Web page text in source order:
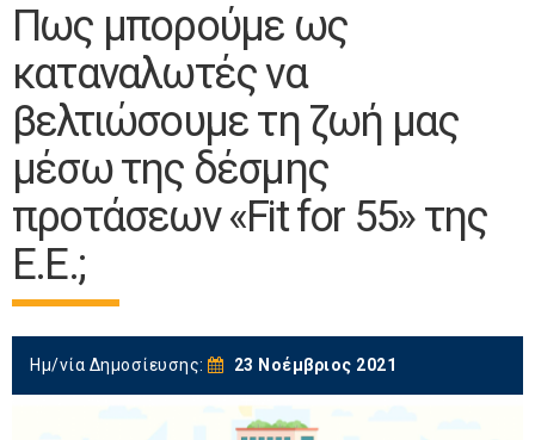
Πως μπορούμε ως
καταναλωτές να
βελτιώσουμε τη ζωή μας
μέσω της δέσμης
προτάσεων «Fit for 55» της
Ε.Ε.;
Ημ/νία Δημοσίευσης: 23 Νοέμβριος 2021